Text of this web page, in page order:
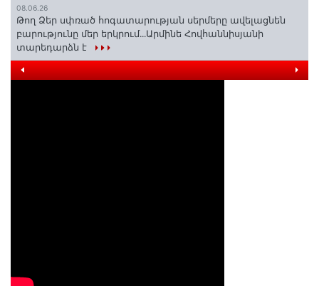
08.06.26
Թող Ձեր սփռած հոգատարության սերմերը ավելացնեն
բարությունը մեր երկրում․․․Արմինե Հովհաննիսյանի
տարեդարձն է